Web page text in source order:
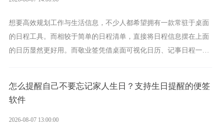
想要高效规划工作与生活信息，不少人都希望拥有一款常驻于桌面
的日程工具。而相较于简单的日程清单，直接将日程信息摆在上面
的日历显然更好用。而敬业签凭借桌面可视化日历、记事日程一体
怎么提醒自己不要忘记家人生日？支持生日提醒的便签
软件
2026-08-07 13:00:00